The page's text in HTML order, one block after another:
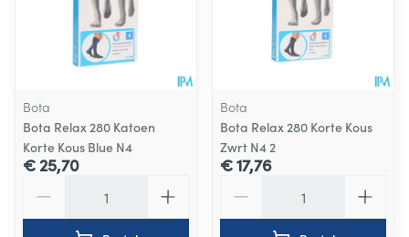
Bota
Bota Relax 280 Katoen
Korte Kous Blue N4
€ 25,70
Bota
Bota Relax 280 Korte Kous
Zwrt N4 2
€ 17,76